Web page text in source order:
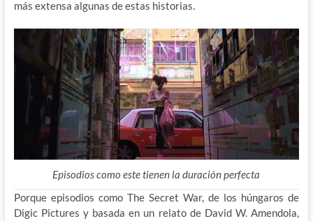
más extensa algunas de estas historias.
Episodios como este tienen la duración perfecta
Porque episodios como The Secret War, de los húngaros de
Digic Pictures y basada en un relato de David W. Amendola,